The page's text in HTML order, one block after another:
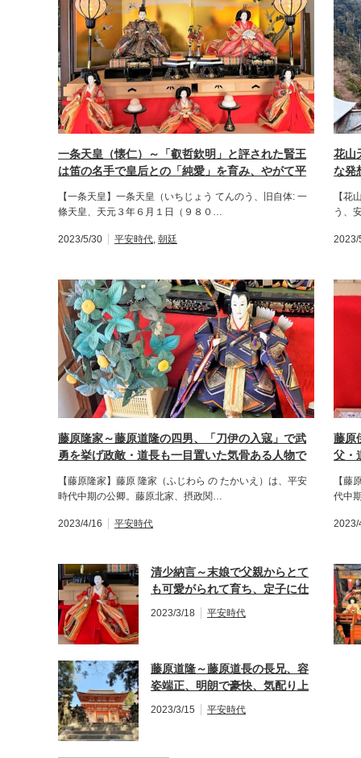
一条天皇（懐仁）～「叡哲欽明」と評された賢王
は笛の名手で皇后との「純愛」を育み、やがて平
【一条天皇】一条天皇（いちじょう てんのう、旧自体: 一
條天皇、天元３年６月１日（９８０…
2023/5/30 平安時代, 朝廷
花山
な発
【花
う、
2023/
藤原隆家～藤原道隆の四男、「刀伊の入寇」で武
勇を挙げ政敵・道長も一目置いた気骨ある人物で
【藤原隆家】藤原 隆家（ふじわら の たかいえ）は、平安
時代中期の公卿。藤原北家、摂政関…
2023/4/16 平安時代
藤原
父・
【藤
代中
2023/
清少納言～末娘で父親からとて
も可愛がられて育ち、定子に仕
え世界最古の随筆である「枕草
子」を執筆します。
2023/3/18 平安時代
藤原道隆～藤原道長の長兄、容
姿端正、明朗で豪快、気配り上
手な優れた跡継ぎでしたが病で
急逝します。
2023/3/15 平安時代